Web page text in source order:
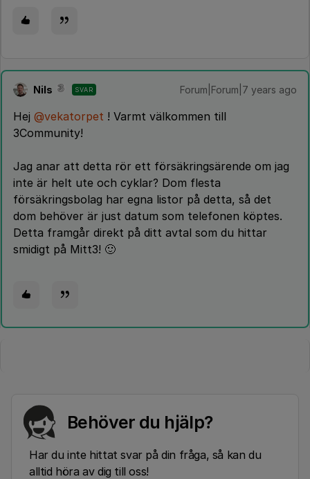
Nils SVAR Forum|Forum|7 years ago
Hej @vekatorpet ! Varmt välkommen till
3Community!
Jag anar att detta rör ett försäkringsärende om jag
inte är helt ute och cyklar? Dom flesta
försäkringsbolag har egna listor på detta, så det
dom behöver är just datum som telefonen köptes.
Detta framgår direkt på ditt avtal som du hittar
smidigt på Mitt3! 🙂
Behöver du hjälp?
Har du inte hittat svar på din fråga, så kan du
alltid höra av dig till oss!